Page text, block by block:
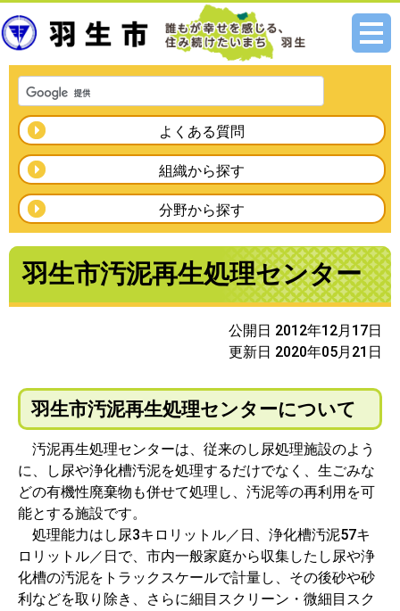
メニ
よくある質問
組織から探す
分野から探す
羽生市汚泥再生処理センター
公開日 2012年12月17日
更新日 2020年05月21日
羽生市汚泥再生処理センターについて
汚泥再生処理センターは、従来のし尿処理施設のよう
に、し尿や浄化槽汚泥を処理するだけでなく、生ごみな
どの有機性廃棄物も併せて処理し、汚泥等の再利用を可
能とする施設です。
処理能力はし尿3キロリットル／日、浄化槽汚泥57キ
ロリットル／日で、市内一般家庭から収集したし尿や浄
化槽の汚泥をトラックスケールで計量し、その後砂や砂
利などを取り除き、さらに細目スクリーン・微細目スク